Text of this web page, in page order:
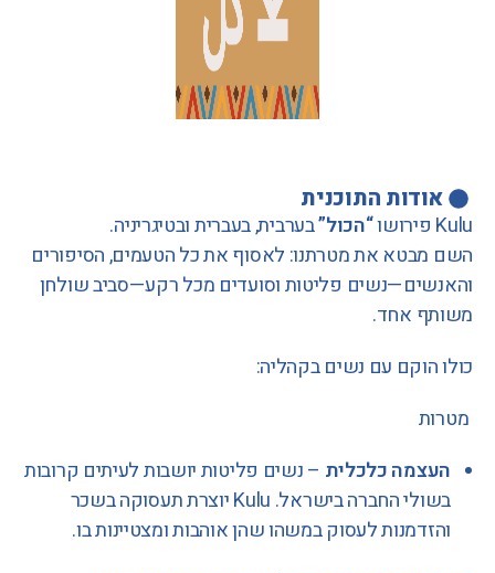
אודות התוכנית
Kulu פירושו“הכול”בערבית, בעברית ובטיגריניה.
השם מבטא את מטרתנו: לאסוף את כל הטעמים, הסיפורים
והאנשים—נשים פליטות וסועדים מכל רקע—סביב שולחן
משותף אחד.
כולו הוקם עם נשים בקהליה:
מטרות
העצמה כלכלית – נשים פליטות יושבות לעיתים קרובות
בשולי החברה בישראל. Kulu יוצרת תעסוקה בשכר
והזדמנות לעסוק במשהו שהן אוהבות ומצטיינות בו.